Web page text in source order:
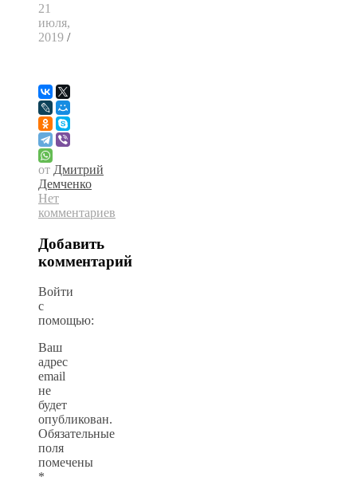
21
июля,
2019 /
от Дмитрий
Демченко
Нет
комментариев
Добавить
комментарий
Войти
с
помощью:
Ваш
адрес
email
не
будет
опубликован.
Обязательные
поля
помечены
*